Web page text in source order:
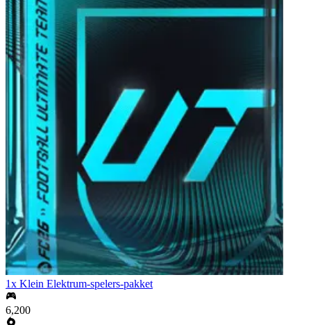
1x Klein Elektrum-spelers-pakket
6,200